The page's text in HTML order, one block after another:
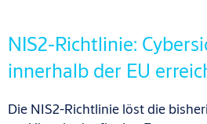
NIS2-Richtlinie:
innerhalb der EU
Die NIS2-Richtlinie löst die